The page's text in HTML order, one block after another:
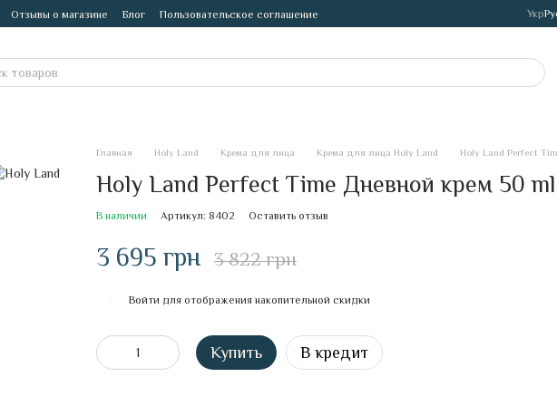
Отзывы о магазине Блог Пользовательское соглашение Укр
Главная Holy Land Крема для лица Крема для лица Holy Land Holy Land Perfect
Holy Land Perfect Time Дневной крем 50 ml
В наличии Артикул: 8402 Оставить отзыв
3 695 грн 3 822 грн
Войти для отображения накопительной скидки
Купить В кредит